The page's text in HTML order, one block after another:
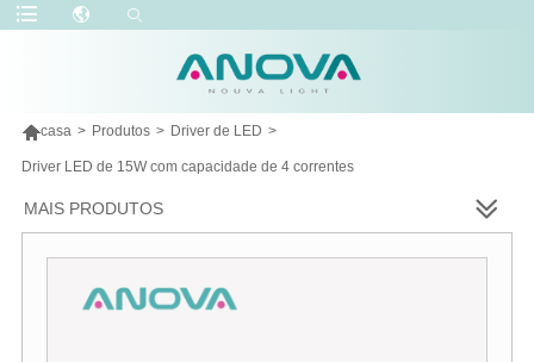
casa > Produtos > Driver de LED >
Driver LED de 15W com capacidade de 4 correntes
MAIS PRODUTOS